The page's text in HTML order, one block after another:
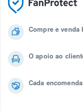
Compre e
O apoio ao
Cada